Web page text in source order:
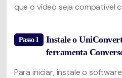
que o vídeo seja compatível
Passo 1
Instale o
ferramenta
Para iniciar, instale o